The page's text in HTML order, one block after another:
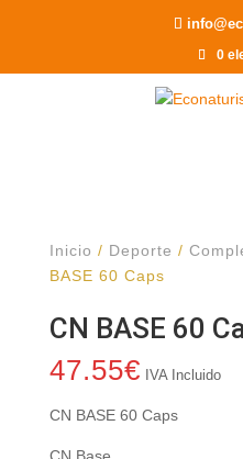
0
Inicio / Deporte /
BASE 60 Caps
CN BASE 60
47.55€ IVA Incluido
CN BASE 60 Caps